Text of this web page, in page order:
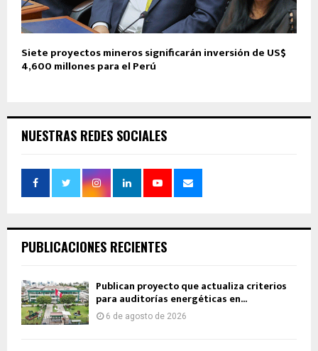
Siete proyectos mineros significarán inversión de US$
4,600 millones para el Perú
NUESTRAS REDES SOCIALES
PUBLICACIONES RECIENTES
Publican proyecto que actualiza criterios
para auditorías energéticas en...
6 de agosto de 2026